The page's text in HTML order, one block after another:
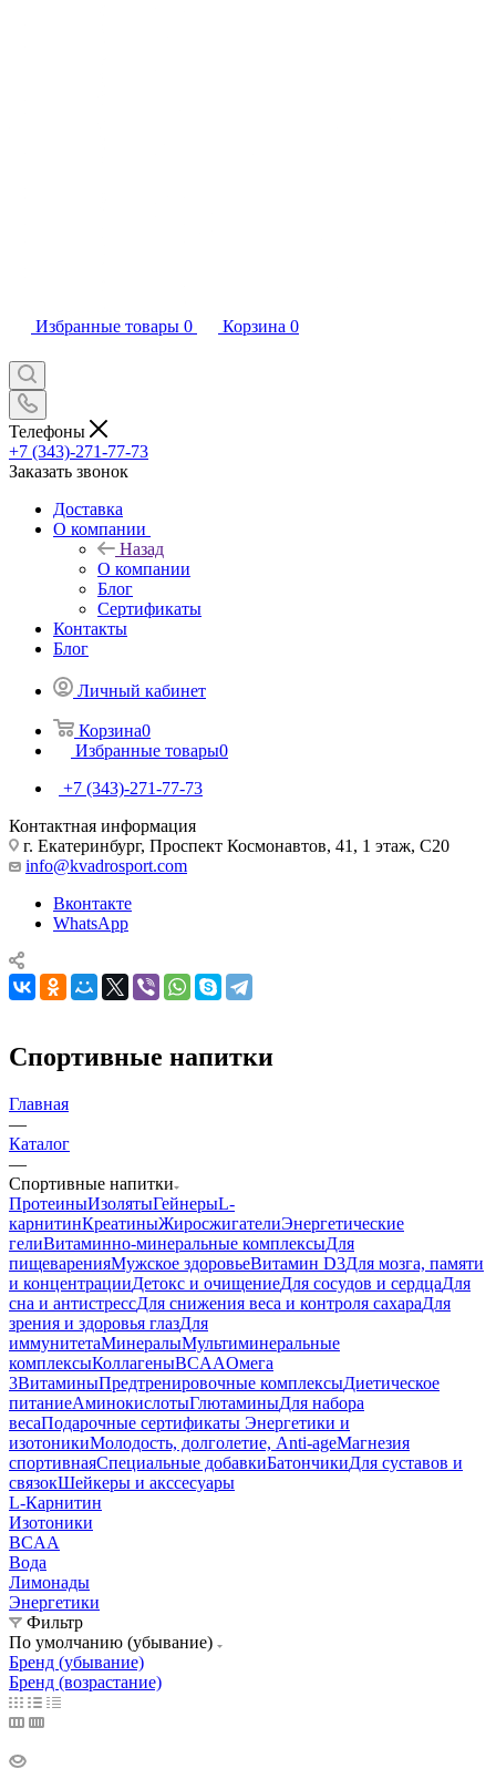
Избранные товары 0 Корзина 0
Телефоны
+7 (343)-271-77-73
Заказать звонок
Доставка
О компании
Назад
О компании
Блог
Сертификаты
Контакты
Блог
Личный кабинет
Корзина0
Избранные товары0
+7 (343)-271-77-73
Контактная информация
г. Екатеринбург, Проспект Космонавтов, 41, 1 этаж, С20
info@kvadrosport.com
Вконтакте
WhatsApp
Спортивные напитки
Главная
—
Каталог
—
Спортивные напитки
ПротеиныИзолятыГейнерыL-
карнитинКреатиныЖиросжигателиЭнергетические
гелиВитаминно-минеральные комплексыДля
пищеваренияМужское здоровьеВитамин D3Для мозга, памяти
и концентрацииДетокс и очищениеДля сосудов и сердцаДля
сна и антистрессДля снижения веса и контроля сахараДля
зрения и здоровья глазДля
иммунитетаМинералыМультиминеральные
комплексыКоллагеныBCAAОмега
3ВитаминыПредтренировочные комплексыДиетическое
питаниеАминокислотыГлютаминыДля набора
весаПодарочные сертификаты Энергетики и
изотоникиМолодость, долголетие, Anti-ageМагнезия
спортивнаяСпециальные добавкиБатончикиДля суставов и
связокШейкеры и акссесуары
L-Карнитин
Изотоники
BCAA
Вода
Лимонады
Энергетики
Фильтр
По умолчанию (убывание)
Бренд (убывание)
Бренд (возрастание)